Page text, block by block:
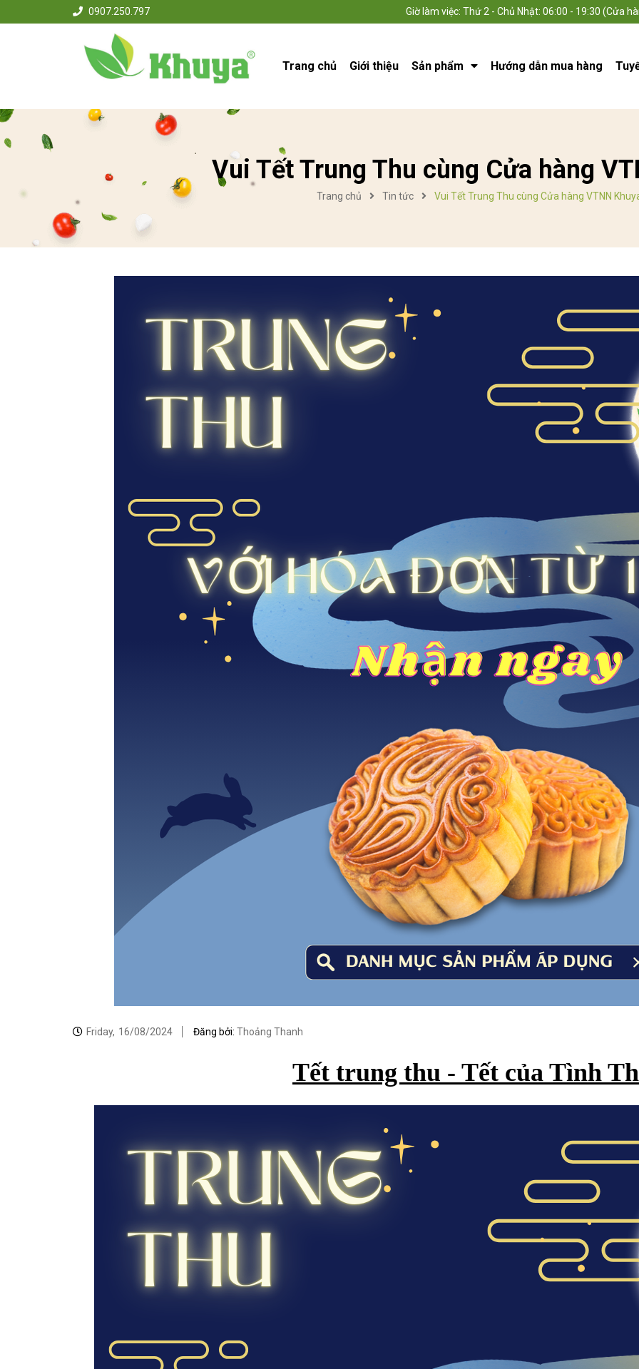
0907.250.797 Giờ làm việc: Thứ 2 - Chủ Nhật: 06:00 - 19:30 (Cửa
Trang chủ Giới thiệu Sản phẩm Hướng dẫn mua hàng
Vui Tết Trung Thu cùng Cửa hàng
Trang chủ Tin tức Vui Tết Trung Thu cùng Cửa hàng VTNN
Friday, 16/08/2024 Đăng bởi: Thoảng Thanh
Tết trung thu - Tết của Tình